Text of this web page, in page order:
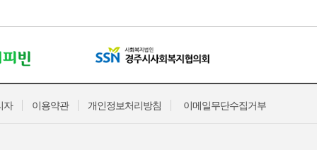
이메일무단수집거부
개인정보처리방침
이용약관
자